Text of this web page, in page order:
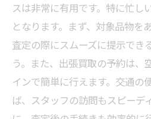
スは非常に有用です。特に忙し
となります。まず、対象品物を
査定の際にスムーズに提示でき
う。また、出張買取の予約は、
インで簡単に行えます。交通の
ば、スタッフの訪問もスピーデ